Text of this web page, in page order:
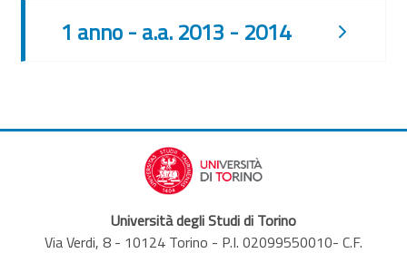
1 anno - a.a. 2013 - 2014
Università degli Studi di Torino
Via Verdi, 8 - 10124 Torino - P.I. 02099550010- C.F.